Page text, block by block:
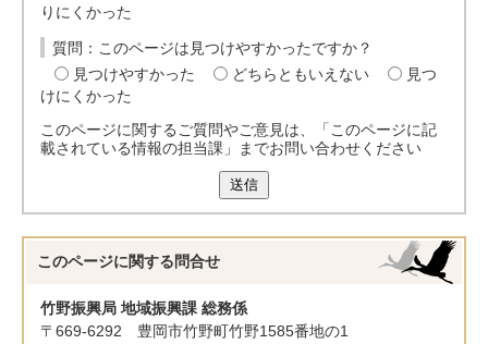
りにくかった
質問：このページは見つけやすかったですか？
見つけやすかった
どちらともいえない
見つ
けにくかった
このページに関するご質問やご意見は、「このページに記
載されている情報の担当課」までお問い合わせください
送信
このページに関する 問合せ
竹野振興局 地域振興課 総務係
〒669-6292 豊岡市竹野町竹野1585番地の1